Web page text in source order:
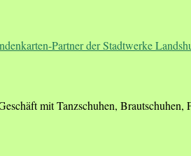
mit Tanzschuhen,